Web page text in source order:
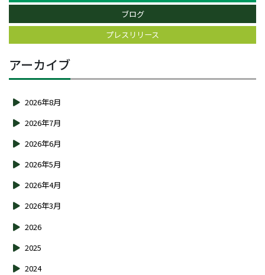
ブログ
プレスリリース
アーカイブ
2026年8月
2026年7月
2026年6月
2026年5月
2026年4月
2026年3月
2026
2025
2024